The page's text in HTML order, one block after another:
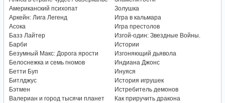
Американский психопат
Аркейн: Лига Легенд
Асока
Базз Лайтер
Барби
Безумный Макс: Дорога ярости
Белоснежка и семь гномов
Бетти Буп
Битлджус
Бэтмен
Валериан и город тысячи планет
Золушка
Игра в кальмара
Игра престолов
Изгой-один: Звездные Войны.
Истории
Изгоняющий дьявола
Индиана Джонс
Инуяся
История игрушек
Истребитель демонов
Как приручить дракона